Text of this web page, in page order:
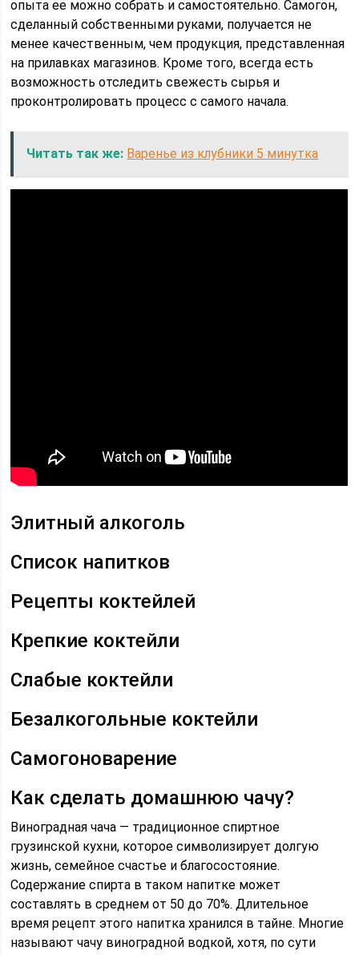
опыта ее можно собрать и самостоятельно. Самогон,
сделанный собственными руками, получается не
менее качественным, чем продукция, представленная
на прилавках магазинов. Кроме того, всегда есть
возможность отследить свежесть сырья и
проконтролировать процесс с самого начала.
Читать так же: Варенье из клубники 5 минутка
Элитный алкоголь
Список напитков
Рецепты коктейлей
Крепкие коктейли
Слабые коктейли
Безалкогольные коктейли
Самогоноварение
Как сделать домашнюю чачу?
Виноградная чача — традиционное спиртное
грузинской кухни, которое символизирует долгую
жизнь, семейное счастье и благосостояние.
Содержание спирта в таком напитке может
составлять в среднем от 50 до 70%. Длительное
время рецепт этого напитка хранился в тайне. Многие
называют чачу виноградной водкой, хотя, по сути